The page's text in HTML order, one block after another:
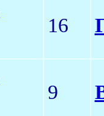
16
9